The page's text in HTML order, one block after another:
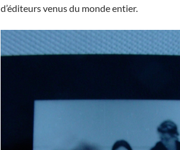
d’éditeurs venus du monde entier.